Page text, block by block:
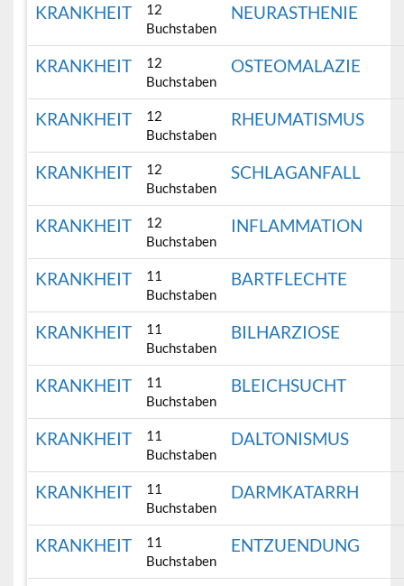
KRANKHEIT
12
Buchstaben
NEURASTHENIE
KRANKHEIT
12
Buchstaben
OSTEOMALAZIE
KRANKHEIT
12
Buchstaben
RHEUMATISMUS
KRANKHEIT
12
Buchstaben
SCHLAGANFALL
KRANKHEIT
12
Buchstaben
INFLAMMATION
KRANKHEIT
11
Buchstaben
BARTFLECHTE
KRANKHEIT
11
Buchstaben
BILHARZIOSE
KRANKHEIT
11
Buchstaben
BLEICHSUCHT
KRANKHEIT
11
Buchstaben
DALTONISMUS
KRANKHEIT
11
Buchstaben
DARMKATARRH
KRANKHEIT
11
Buchstaben
ENTZUENDUNG